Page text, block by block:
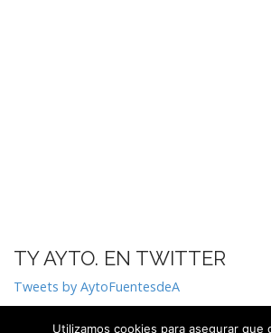
TY AYTO. EN TWITTER
Tweets by AytoFuentesdeA
Utilizamos cookies para asegurar que